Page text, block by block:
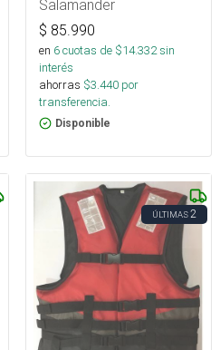
Salamander
$ 85.990
en 6cuotas de $14.332sin
interés
ahorras $3.440 por
transferencia.
Disponible
ÚLTIMAS2